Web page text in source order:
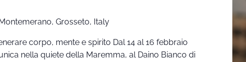
Grosseto, Italy
corpo, mente e spirito Dal 14 al 16 febbraio
nella quiete della Maremma, al Daino Bianco di